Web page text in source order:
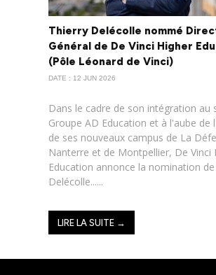
Thierry Delécolle nommé
Général de De Vinci Higher
(Pôle Léonard de Vinci)
DATE : 12 JUN 2026
Dans le cadre de son intégration au
Groupe AD Education et à l'aube de
de ses nouveaux campus de La
Nanterre et de Montpellier, De Vinci
Education annonce la nomination
Delécolle......
LIRE LA SUITE →